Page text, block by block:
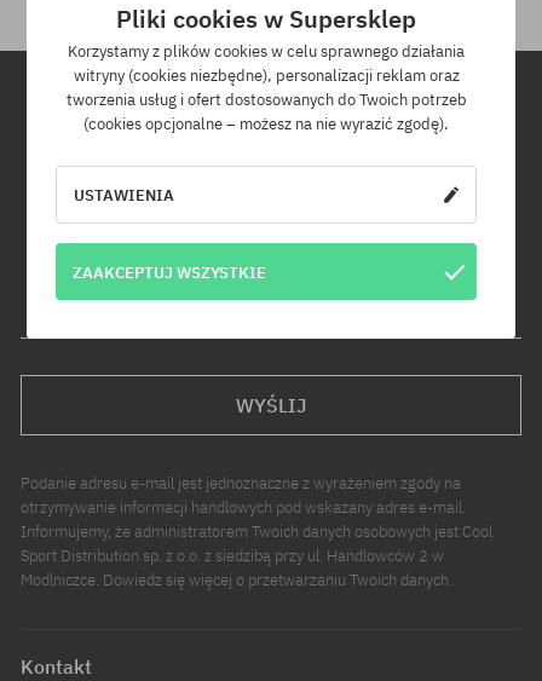
Newsletter
Zapisz się do naszego newslettera, a dowiesz się jako pierwszy o
Dodatkowo otrzymasz kod rabatowy -5% na całe zamówienie!
WYŚLIJ
Podanie adresu e-mail jest jednoznaczne z wyrażeniem zgody na
otrzymywanie informacji handlowych pod wskazany adres e-mail.
Informujemy, że administratorem Twoich danych osobowych jest Cool
Sport Distribution sp. z o.o. z siedzibą przy ul. Handlowców 2 w
Modlniczce. Dowiedz się więcej o przetwarzaniu Twoich danych.
Kontakt
Pliki cookies w Supersklep
Korzystamy z plików cookies w celu sprawnego działania
witryny (cookies niezbędne), personalizacji reklam oraz
tworzenia usług i ofert dostosowanych do Twoich potrzeb
(cookies opcjonalne – możesz na nie wyrazić zgodę).
USTAWIENIA
ZAAKCEPTUJ WSZYSTKIE